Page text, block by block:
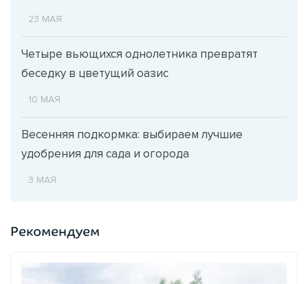
23 МАЯ
Четыре вьющихся однолетника превратят
беседку в цветущий оазис
10 МАЯ
Весенняя подкормка: выбираем лучшие
удобрения для сада и огорода
3 МАЯ
Рекомендуем